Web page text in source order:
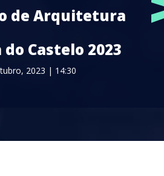
de Arquitetura
Castelo 2023
2023 | 14:30